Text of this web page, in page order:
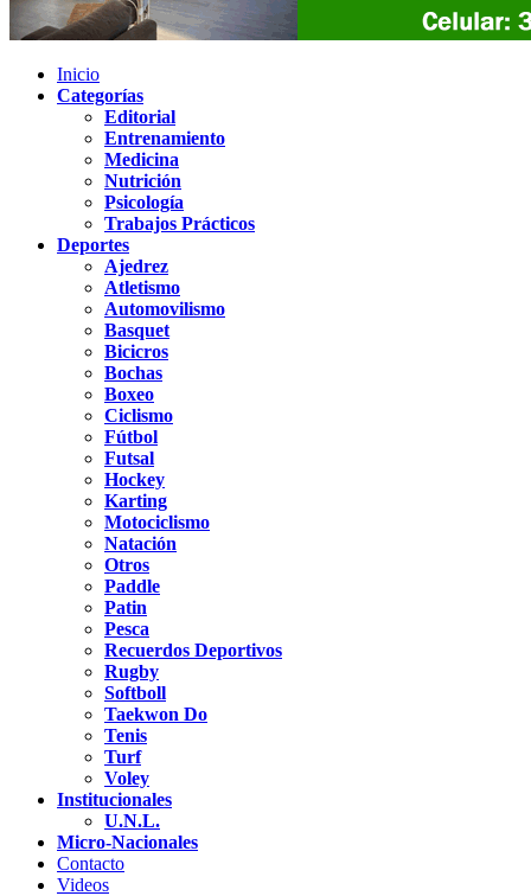
Inicio
Categorías
Editorial
Entrenamiento
Medicina
Nutrición
Psicología
Trabajos Prácticos
Deportes
Ajedrez
Atletismo
Automovilismo
Basquet
Bicicros
Bochas
Boxeo
Ciclismo
Fútbol
Futsal
Hockey
Karting
Motociclismo
Natación
Otros
Paddle
Patin
Pesca
Recuerdos Deportivos
Rugby
Softboll
Taekwon Do
Tenis
Turf
Voley
Institucionales
U.N.L.
Micro-Nacionales
Contacto
Videos